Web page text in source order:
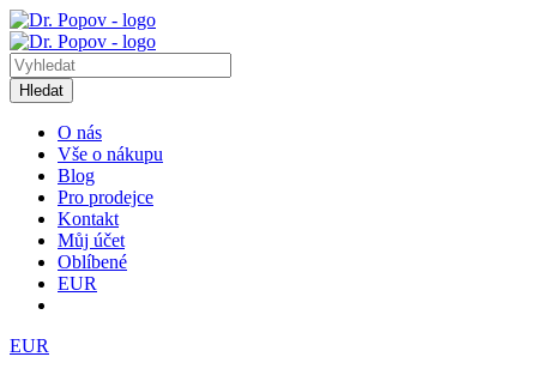
Hledat
O nás
Vše o nákupu
Blog
Pro prodejce
Kontakt
Můj účet
Oblíbené
EUR
EUR